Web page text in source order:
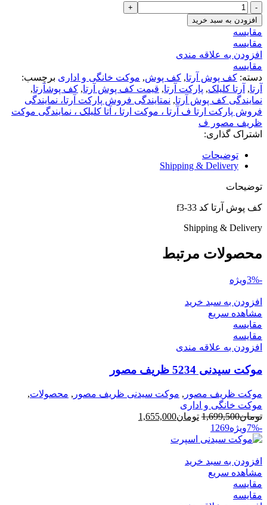
کف
پوش
آرتا
f3-
33
عدد
افزودن به سبد خرید
مقایسه
مقایسه
افزودن به علاقه مندی
مقایسه
دسته: کف پوش آرتا, کف پوش, موکت خانگی و اداری برچسب:
آرتا, آرتا کلیلک, پارکت آرتا, قیمت کف پوش آرتا, کف پوشآرتا,
نمایندگی کف پوش آرتا, نمتایندگی فروش پارکت آرتا، نمایندگی
فروش پارکت ارتا ف آرتا ، موکت ارتا ، آتا کلیلک ، نمایندگی موکت
ظریف مصور ف
اشتراک گذاری:
توضیحات
Shipping & Delivery
توضیحات
کف پوش آرتا کد f3-33
Shipping & Delivery
محصولات مرتبط
-3% ویژه
افزودن به سبد خرید
مشاهده سریع
مقایسه
مقایسه
افزودن به علاقه مندی
موکت سیدنی 5234 ظریف مصور
موکت ظریف مصور , موکت سیدنی ظریف مصور , محصولات,
موکت خانگی و اداری
تومان1,699,500 قیمت
تومان1,699,500
تومان1,655,000
-7% ویژه 1269
افزودن به سبد خرید
مشاهده سریع
مقایسه
مقایسه